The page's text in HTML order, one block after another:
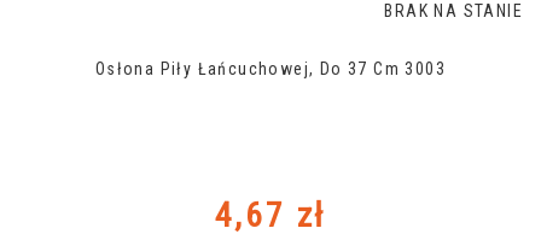
BRAK NA STANIE
Osłona Piły Łańcuchowej, Do 37 Cm 3003
Cena
4,67 zł